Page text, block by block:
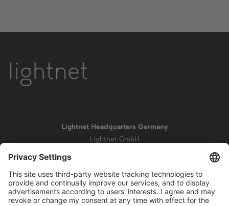
Lightnet Headquarters Germany
Lightnet GmbH
info@lightnet.de